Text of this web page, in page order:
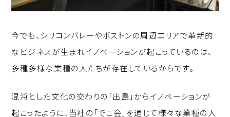
今でも、シリコンバレーやボストンの周辺エリアで革新的
なビジネスが生まれイノベーションが起こっているのは、
多種多様な業種の人たちが存在しているからです。
混沌とした文化の交わりの「出島」からイノベーションが
起こったように、当社の「でこ会」を通じて様々な業種の人